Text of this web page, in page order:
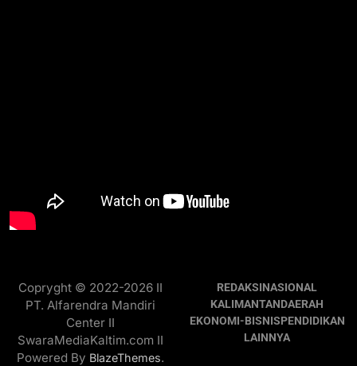
Copryght © 2022-2026 II
PT. Alfarendra Mandiri
Center II
SwaraMediaKaltim.com II
Powered By BlazeThemes.
REDAKSINASIONAL
KALIMANTANDAERAH
EKONOMI-BISNISPENDIDIKAN
LAINNYA